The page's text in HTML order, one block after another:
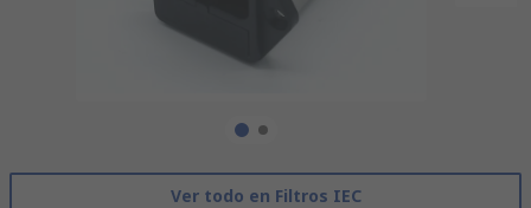
Ver todo en Filtros IEC